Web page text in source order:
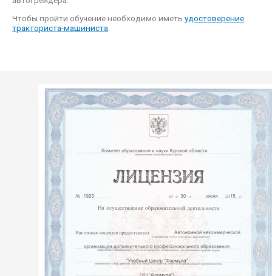
Чтобы пройти обучение необходимо иметь удостоверение
тракториста-машиниста